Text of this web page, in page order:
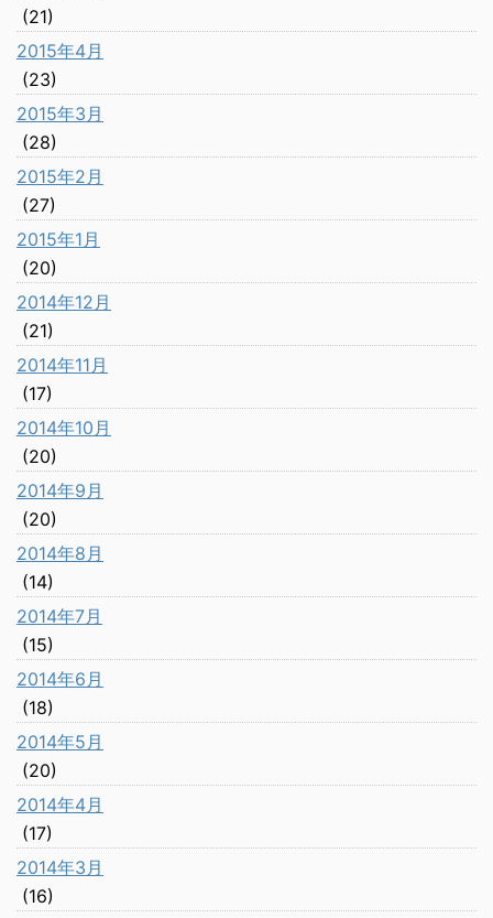
(21)
2015年4月
(23)
2015年3月
(28)
2015年2月
(27)
2015年1月
(20)
2014年12月
(21)
2014年11月
(17)
2014年10月
(20)
2014年9月
(20)
2014年8月
(14)
2014年7月
(15)
2014年6月
(18)
2014年5月
(20)
2014年4月
(17)
2014年3月
(16)